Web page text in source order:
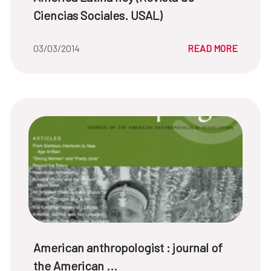
Ciencias Sociales. USAL)
Date of the news::
03/03/2014 READ MORE
News title:
American anthropologist : journal of
the American ...